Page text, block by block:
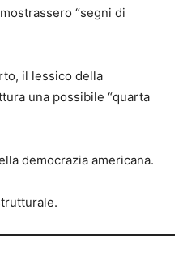
“segni di
il lessico della
una possibile “quarta
democrazia americana.